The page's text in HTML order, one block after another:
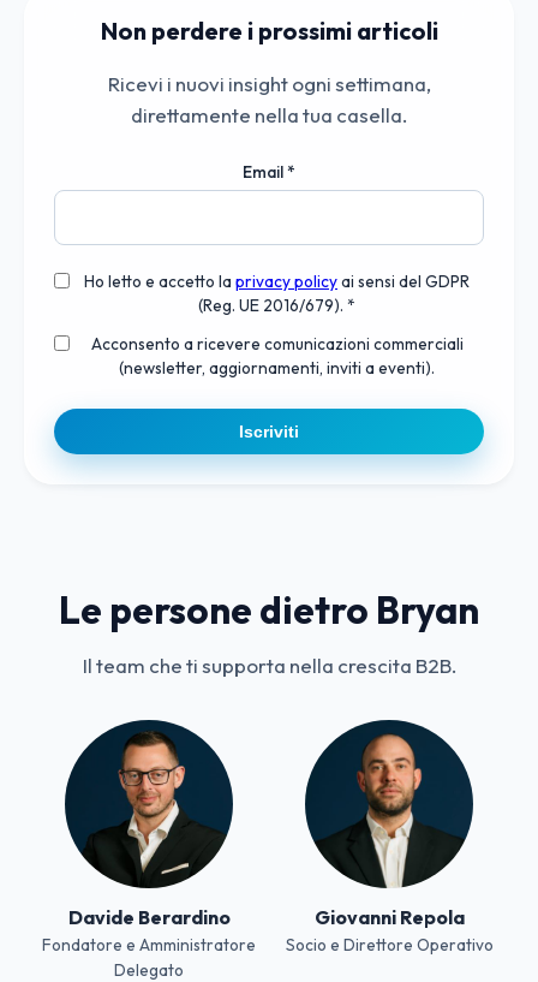
Non perdere i prossimi articoli
Ricevi i nuovi insight ogni settimana,
direttamente nella tua casella.
Email*
Ho letto e accetto la privacy policyai sensi del GDPR
(Reg. UE 2016/679). *
Acconsento a ricevere comunicazioni commerciali
(newsletter, aggiornamenti, inviti a eventi).
Iscriviti
Le persone dietro Bryan
Il team che ti supporta nella crescita B2B.
Davide Berardino
Fondatore e Amministratore
Delegato
Giovanni Repola
Socio e Direttore Operativo